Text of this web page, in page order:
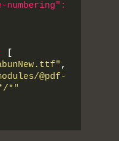
numbering":
[
,
@pdf-
*"